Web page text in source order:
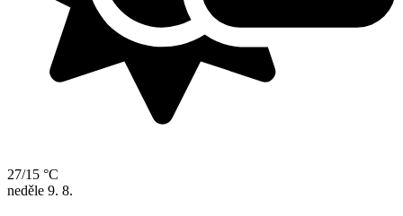
27/15 °C
neděle 9. 8.